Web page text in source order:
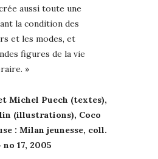
aussi toute une
la condition des
et les modes, et
figures de la vie
»
Michel Puech (textes),
(illustrations), Coco
: Milan jeunesse, coll.
17, 2005